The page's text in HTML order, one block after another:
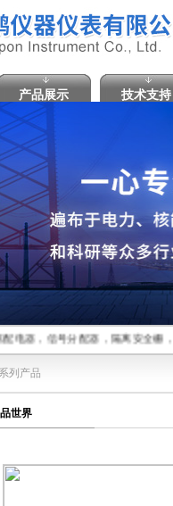
产品展示 技术支持
电器，信号分配器，隔离安全栅
列产品
世界